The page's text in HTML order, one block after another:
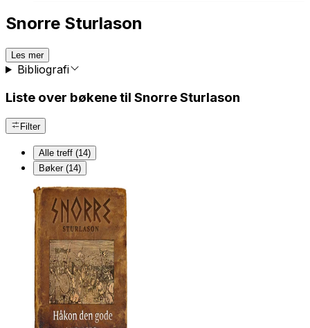
Snorre Sturlason
Les mer
Bibliografi
Liste over bøkene til Snorre Sturlason
Filter
Alle treff (14)
Bøker (14)